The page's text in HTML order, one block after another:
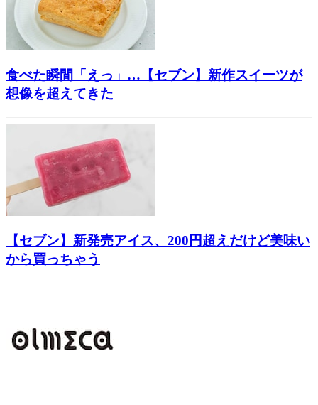
食べた瞬間「えっ」…【セブン】新作スイーツが
想像を超えてきた
【セブン】新発売アイス、200円超えだけど美味い
から買っちゃう